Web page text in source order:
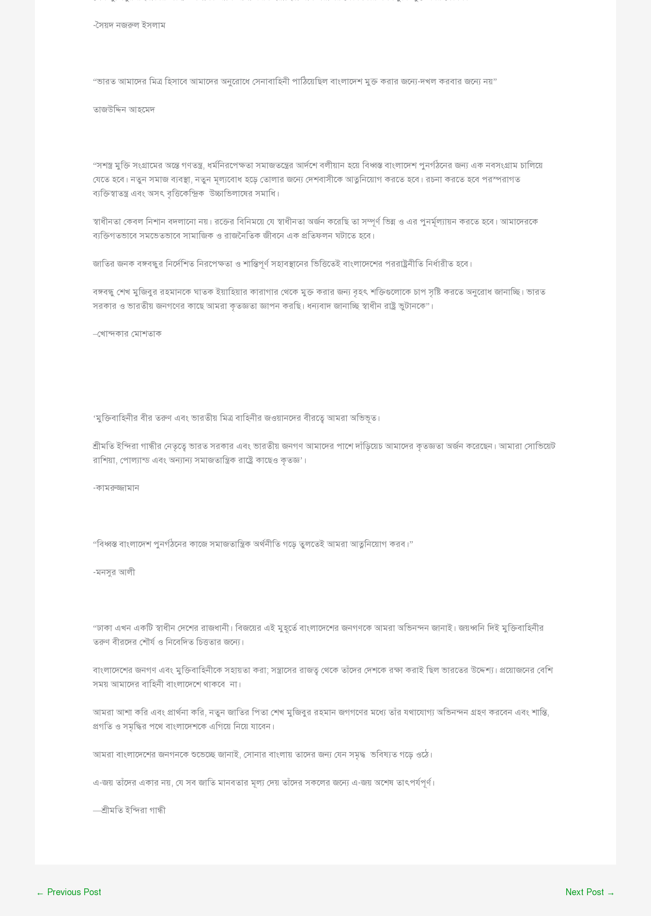
-সৈয়দ নজরুল ইসলাম
“ভারত আমাদের মিত্র হিসাবে আমাদের অনুরোধে সেনাবাহিনী পাঠিয়েছিল বাংলাদেশ মুক্ত করার জন্যে-দখল করবার জন্যে নয়”
তাজউদ্দিন আহমেদ
“সশস্ত্র মুক্তি সংগ্রামের অন্তে গণতন্ত্র, ধর্মনিরপেক্ষতা সমাজতন্ত্রের আর্দশে বলীয়ান হয়ে বিধ্বস্ত বাংলাদেশ পুনর্গঠনের জন্য এক নবসংগ্রাম চালিয়ে
যেতে হবে। নতুন সমাজ ব্যবস্থা, নতুন মূল্যবোধ হড়ে তোলার জন্যে দেশবাসীকে আত্ননিয়োগ করতে হবে। রচনা করতে হবে পরস্পরাগত
ব্যক্তিস্বাতন্ত্র এবং অসৎ বৃত্তিকেন্দ্রিক উচ্চাভিলাষের সমাধি।
স্বাধীনতা কেবল নিশান বদলানো নয়। রক্তের বিনিময়ে যে স্বাধীনতা অর্জন করেছি তা সম্পূর্ণ ভিন্ন ও এর পুনর্মূল্যায়ন করতে হবে। আমাদেরকে
ব্যক্তিগতভাবে সমভেতভাবে সামাজিক ও রাজনৈতিক জীবনে এক প্রতিফলন ঘটাতে হবে।
জাতির জনক বঙ্গবন্ধুর নির্দেশিত নিরপেক্ষতা ও শান্তিপূর্ণ সহাবস্থানের ভিত্তিতেই বাংলাদেশের পররাষ্ট্রনীতি নির্ধারীত হবে।
বঙ্গবন্ধু শেখ মুজিবুর রহমানকে ঘাতক ইয়াহিয়ার কারাগার থেকে মুক্ত করার জন্য বৃহৎ শক্তিগুলোকে চাপ সৃষ্টি করতে অনুরোধ জানাচ্ছি। ভারত
সরকার ও ভারতীয় জনগণের কাছে আমরা কৃতজ্ঞতা জ্ঞাপন করছি। ধন্যবাদ জানাচ্ছি স্বাধীন রাষ্ট্র ভুটানকে”।
–খোন্দকার মোশতাক
‘মুক্তিবাহিনীর বীর তরুণ এবং ভারতীয় মিত্র বাহিনীর জওয়ানদের বীরত্বে আমরা অভিভূত।
শ্রীমতি ইন্দিরা গান্ধীর নেতৃত্বে ভারত সরকার এবং ভারতীয় জনগণ আমাদের পাশে দাঁড়িয়েচ আমাদের কৃতজ্ঞতা অর্জন করেছেন। আমারা সোভিয়েট
রাশিয়া, পোল্যান্ড এবং অন্যান্য সমাজতান্ত্রিক রাষ্ট্রে কাছেও কৃতজ্ঞ’।
-কামরুজ্জামান
“বিধ্বস্ত বাংলাদেশ পুনর্গঠনের কাজে সমাজতান্ত্রিক অর্থনীতি গড়ে তুলতেই আমরা আত্ননিয়োগ করব।”
-মনসুর আলী
“ঢাকা এখন একটি স্বাধীন দেশের রাজধানী। বিজয়ের এই মুহূর্তে বাংলাদেশের জনগণকে আমরা অভিনন্দন জানাই। জয়ধ্বনি দিই মুক্তিবাহিনীর
তরুণ বীরদের শৌর্য ও নিবেদিত চিত্ততার জন্যে।
বাংলাদেশের জনগণ এবং মুক্তিবাহিনীকে সহায়তা করা; সন্ত্রাসের রাজত্ব থেকে তাঁদের দেশকে রক্ষা করাই ছিল ভারতের উদ্দেশ্য। প্রয়োজনের বেশি
সময় আমাদের বাহিনী বাংলাদেশে থাকবে না।
আমরা আশা করি এবং প্রার্থনা করি, নতুন জাতির পিতা শেখ মুজিবুর রহমান জগগণের মধ্যে তাঁর যথাযোগ্য অভিনন্দন গ্রহণ করবেন এবং শান্তি,
প্রগতি ও সমৃদ্ধির পথে বাংলাদেশকে এগিয়ে নিয়ে যাবেন।
আমরা বাংলাদেশের জনগনকে শুভেচ্ছে জানাই, সোনার বাংলায় তাদের জন্য যেন সমৃদ্ধ ভবিষ্যত গড়ে ওঠে।
এ-জয় তাঁদের একার নয়, যে সব জাতি মানবতার মূল্য দেয় তাঁদের সকলের জন্যে এ-জয় অশেষ তাৎপর্যপূর্ণ।
—শ্রীমতি ইন্দিরা গান্ধী
← Previous Post Next Post →